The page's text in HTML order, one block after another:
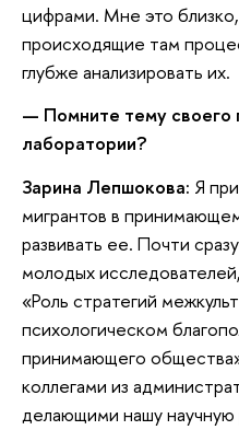
цифрами. Мне это
происходящие там
глубже анализировать их.
— Помните тему своего
лаборатории?
Зарина Лепшокова: Я
мигрантов в
развивать ее. Почти
молодых
«Роль стратегий
психологическом
принимающего
коллегами из
делающими нашу научную